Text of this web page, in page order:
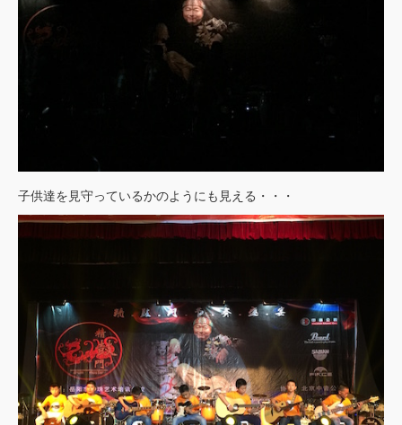
子供達を見守っているかのようにも見える・・・